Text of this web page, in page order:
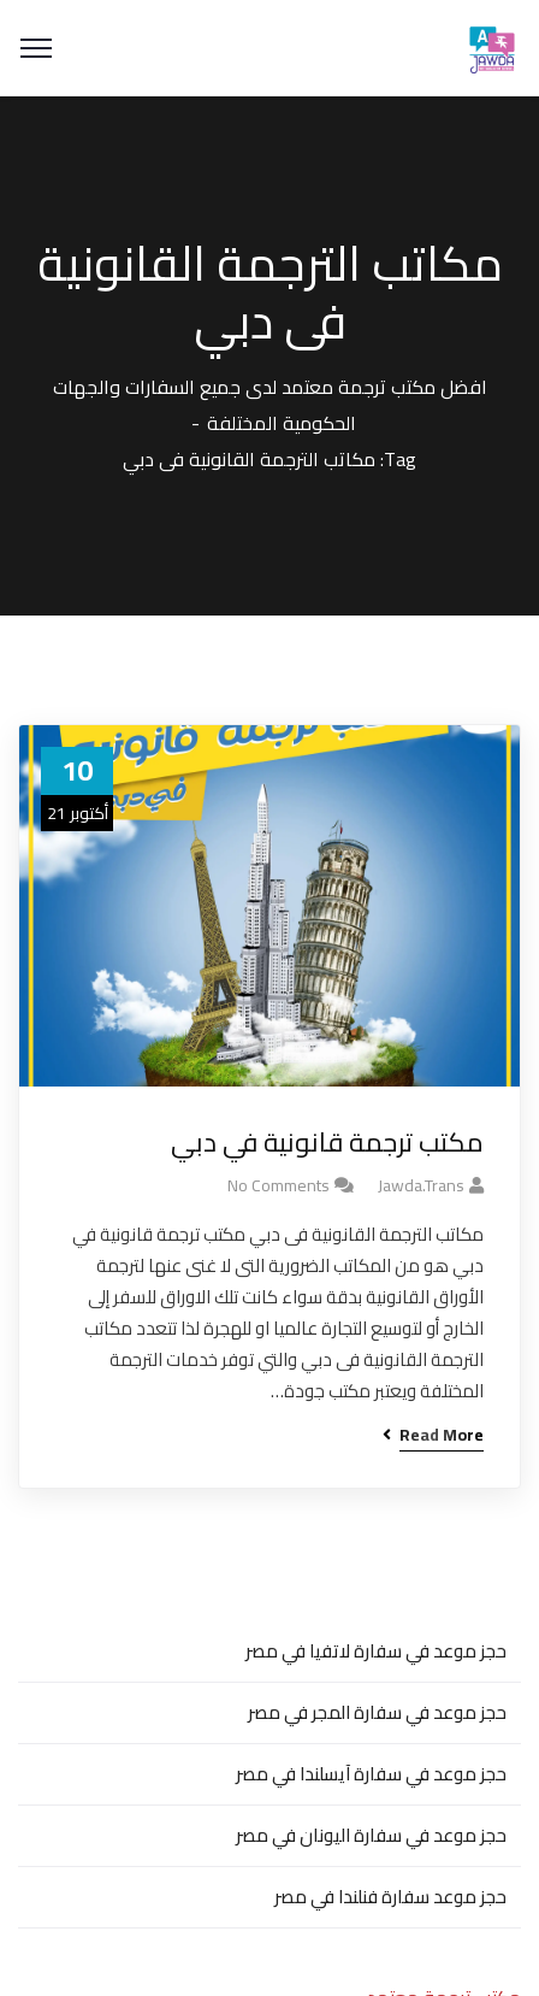
مكاتب الترجمة القانونية
فى دبي
افضل مكتب ترجمة معتمد لدى جميع السفارات والجهات
الحكومية المختلفة
Tag: مكاتب الترجمة القانونية فى دبي
10
أكتوبر 21
مكتب ترجمة قانونية في دبي
Jawda.trans
No Comments
مكاتب الترجمة القانونية فى دبي مكتب ترجمة قانونية في
دبي هو من المكاتب الضرورية التى لا غنى عنها لترجمة
الأوراق القانونية بدقة سواء كانت تلك الاوراق للسفر إلى
الخارج أو لتوسيع التجارة عالميا او للهجرة لذا تتعدد مكاتب
الترجمة القانونية فى دبي والتي توفر خدمات الترجمة
المختلفة ويعتبر مكتب جودة…
Read More
حجز موعد في سفارة لاتفيا في مصر
حجز موعد في سفارة المجر في مصر
حجز موعد في سفارة آيسلندا في مصر
حجز موعد في سفارة اليونان في مصر
حجز موعد سفارة فنلندا في مصر